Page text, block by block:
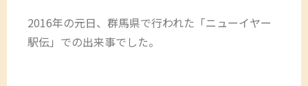
2016年の元日、群馬県で行われた「ニューイヤー
駅伝」での出来事でした。